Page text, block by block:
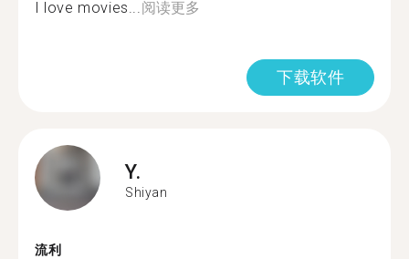
I love movies...阅读更多
下载软件
Y.
Shiyan
流利